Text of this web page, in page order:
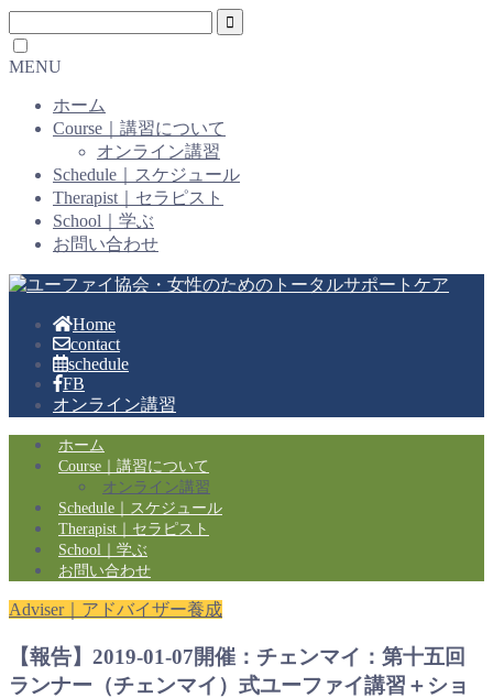
MENU
ホーム
Course｜講習について
オンライン講習
Schedule｜スケジュール
Therapist｜セラピスト
School｜学ぶ
お問い合わせ
Home
contact
schedule
FB
オンライン講習
ホーム
Course｜講習について
オンライン講習
Schedule｜スケジュール
Therapist｜セラピスト
School｜学ぶ
お問い合わせ
Adviser｜アドバイザー養成
【報告】2019-01-07開催：チェンマイ：第十五回
ランナー（チェンマイ）式ユーファイ講習＋ショ